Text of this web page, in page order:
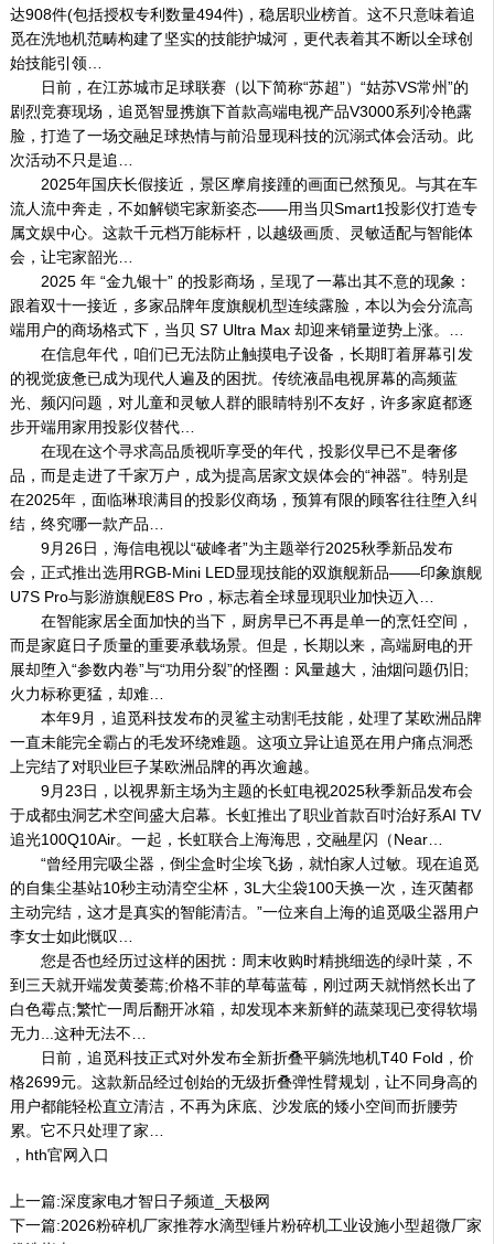
达908件(包括授权专利数量494件)，稳居职业榜首。这不只意味着追
觅在洗地机范畴构建了坚实的技能护城河，更代表着其不断以全球创
始技能引领…
日前，在江苏城市足球联赛（以下简称“苏超”）“姑苏VS常州”的
剧烈竞赛现场，追觅智显携旗下首款高端电视产品V3000系列冷艳露
脸，打造了一场交融足球热情与前沿显现科技的沉溺式体会活动。此
次活动不只是追…
2025年国庆长假接近，景区摩肩接踵的画面已然预见。与其在车
流人流中奔走，不如解锁宅家新姿态——用当贝Smart1投影仪打造专
属文娱中心。这款千元档万能标杆，以越级画质、灵敏适配与智能体
会，让宅家韶光…
2025 年 “金九银十” 的投影商场，呈现了一幕出其不意的现象：
跟着双十一接近，多家品牌年度旗舰机型连续露脸，本以为会分流高
端用户的商场格式下，当贝 S7 Ultra Max 却迎来销量逆势上涨。…
在信息年代，咱们已无法防止触摸电子设备，长期盯着屏幕引发
的视觉疲惫已成为现代人遍及的困扰。传统液晶电视屏幕的高频蓝
光、频闪问题，对儿童和灵敏人群的眼睛特别不友好，许多家庭都逐
步开端用家用投影仪替代…
在现在这个寻求高品质视听享受的年代，投影仪早已不是奢侈
品，而是走进了千家万户，成为提高居家文娱体会的“神器”。特别是
在2025年，面临琳琅满目的投影仪商场，预算有限的顾客往往堕入纠
结，终究哪一款产品…
9月26日，海信电视以“破峰者”为主题举行2025秋季新品发布
会，正式推出选用RGB-Mini LED显现技能的双旗舰新品——印象旗舰
U7S Pro与影游旗舰E8S Pro，标志着全球显现职业加快迈入…
在智能家居全面加快的当下，厨房早已不再是单一的烹饪空间，
而是家庭日子质量的重要承载场景。但是，长期以来，高端厨电的开
展却堕入“参数内卷”与“功用分裂”的怪圈：风量越大，油烟问题仍旧;
火力标称更猛，却难…
本年9月，追觅科技发布的灵鲨主动割毛技能，处理了某欧洲品牌
一直未能完全霸占的毛发环绕难题。这项立异让追觅在用户痛点洞悉
上完结了对职业巨子某欧洲品牌的再次逾越。
9月23日，以视界新主场为主题的长虹电视2025秋季新品发布会
于成都虫洞艺术空间盛大启幕。长虹推出了职业首款百吋治好系AI TV
追光100Q10Air。一起，长虹联合上海海思，交融星闪（Near…
“曾经用完吸尘器，倒尘盒时尘埃飞扬，就怕家人过敏。现在追觅
的自集尘基站10秒主动清空尘杯，3L大尘袋100天换一次，连灭菌都
主动完结，这才是真实的智能清洁。”一位来自上海的追觅吸尘器用户
李女士如此慨叹…
您是否也经历过这样的困扰：周末收购时精挑细选的绿叶菜，不
到三天就开端发黄萎蔫;价格不菲的草莓蓝莓，刚过两天就悄然长出了
白色霉点;繁忙一周后翻开冰箱，却发现本来新鲜的蔬菜现已变得软塌
无力...这种无法不…
日前，追觅科技正式对外发布全新折叠平躺洗地机T40 Fold，价
格2699元。这款新品经过创始的无级折叠弹性臂规划，让不同身高的
用户都能轻松直立清洁，不再为床底、沙发底的矮小空间而折腰劳
累。它不只处理了家…
，hth官网入口
上一篇:深度家电才智日子频道_天极网
下一篇:2026粉碎机厂家推荐水滴型锤片粉碎机工业设施小型超微厂家